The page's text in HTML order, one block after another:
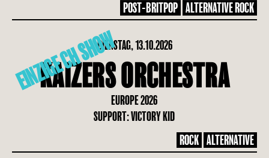
POST-BRITPOP ALTERNATIVE ROCK
DIENSTAG, 13.10.2026
EINZIGE CH SHOW
KAIZERS ORCHESTRA
EUROPE 2026
SUPPORT: VICTORY KID
ROCK ALTERNATIVE